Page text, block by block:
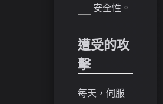
安全性。
遭受的攻
擊
每天，伺服